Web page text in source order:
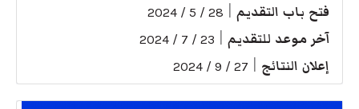
فتح باب التقديم 28 / 5 / 2024
آخر موعد للتقديم 23 / 7 / 2024
إعلان النتائج 27 / 9 / 2024